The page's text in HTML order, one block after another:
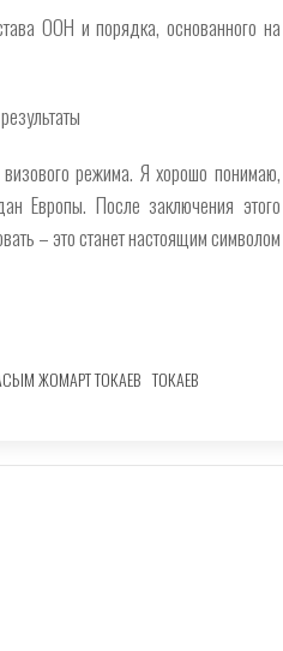
ООН и порядка, основанного на
режима. Я хорошо понимаю,
Европы. После заключения этого
– это станет настоящим символом
ЖОМАРТ ТОКАЕВ ТОКАЕВ